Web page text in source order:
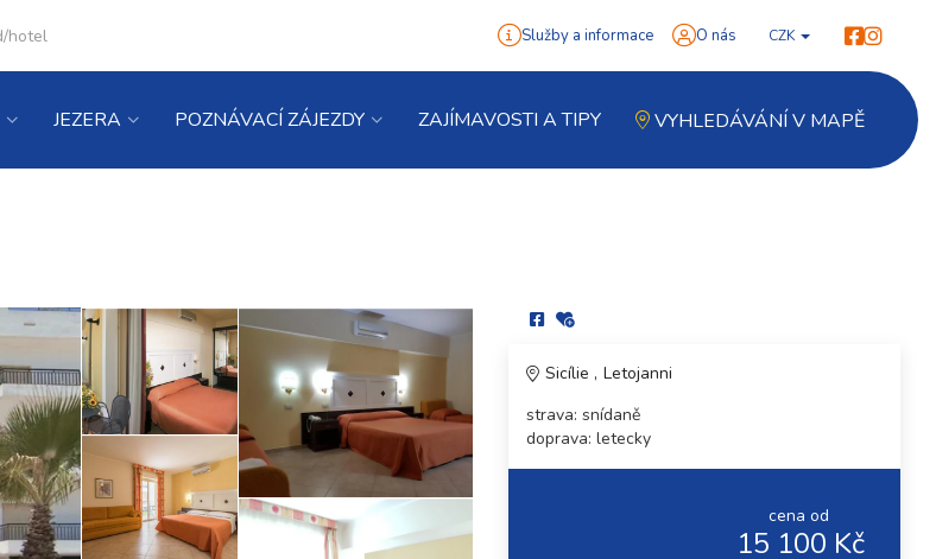
Služby a informace O nás CZK
JEZERA POZNÁVACÍ ZÁJEZDY ZAJÍMAVOSTI A TIPY VYHLEDÁVÁNÍ V MAPĚ
Sicílie
Letojanni
strava: snídaně
doprava: letecky
cena od
15 100 Kč